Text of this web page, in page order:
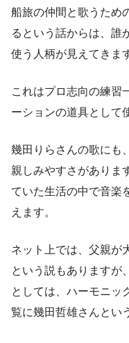
船旅の仲間と歌うため
るという話からは、誰
使う人柄が見えてきま
これはプロ志向の練習
ーションの道具として
幾田りらさんの歌にも
親しみやすさがありま
ていた生活の中で音楽
えます。
ネット上では、父親が
という説もありますが
としては、ハーモニッ
覧に幾田哲雄さんとい